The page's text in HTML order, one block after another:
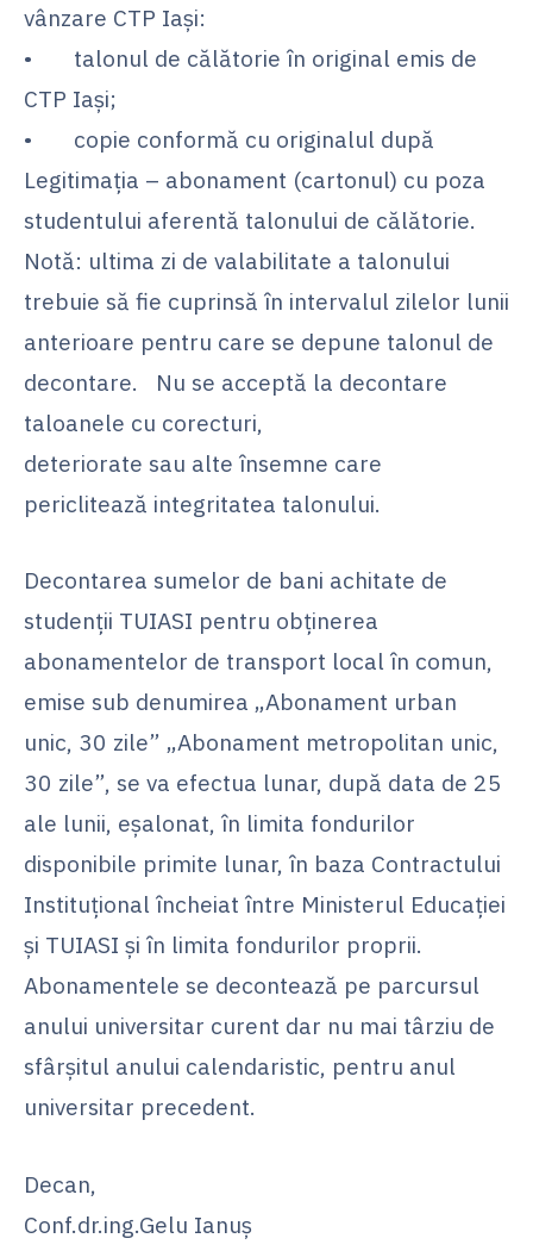
vânzare CTP Iași:
• talonul de călătorie în original emis de
CTP Iași;
• copie conformă cu originalul după
Legitimația – abonament (cartonul) cu poza
studentului aferentă talonului de călătorie.
Notă: ultima zi de valabilitate a talonului
trebuie să fie cuprinsă în intervalul zilelor lunii
anterioare pentru care se depune talonul de
decontare. Nu se acceptă la decontare
taloanele cu corecturi,
deteriorate sau alte însemne care
periclitează integritatea talonului.
Decontarea sumelor de bani achitate de
studenții TUIASI pentru obținerea
abonamentelor de transport local în comun,
emise sub denumirea „Abonament urban
unic, 30 zile” „Abonament metropolitan unic,
30 zile”, se va efectua lunar, după data de 25
ale lunii, eșalonat, în limita fondurilor
disponibile primite lunar, în baza Contractului
Instituțional încheiat între Ministerul Educației
și TUIASI și în limita fondurilor proprii.
Abonamentele se decontează pe parcursul
anului universitar curent dar nu mai târziu de
sfârșitul anului calendaristic, pentru anul
universitar precedent.
Decan,
Conf.dr.ing.Gelu Ianuș